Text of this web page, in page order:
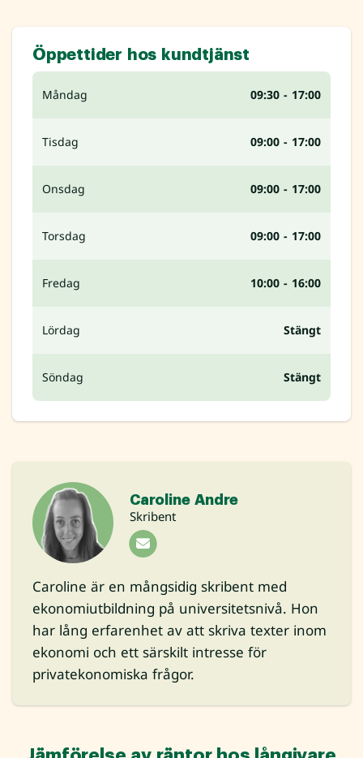
Öppettider hos kundtjänst
Måndag 09:30 - 17:00
Tisdag 09:00 - 17:00
Onsdag 09:00 - 17:00
Torsdag 09:00 - 17:00
Fredag 10:00 - 16:00
Lördag Stängt
Söndag Stängt
Caroline Andre
Skribent
Caroline är en mångsidig skribent med
ekonomiutbildning på universitetsnivå. Hon
har lång erfarenhet av att skriva texter inom
ekonomi och ett särskilt intresse för
privatekonomiska frågor.